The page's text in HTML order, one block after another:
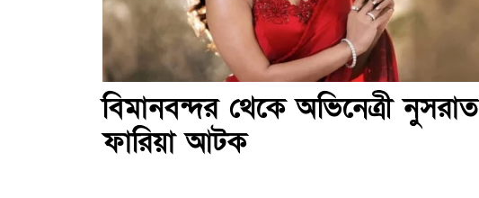
বিমানবন্দর থেকে অভিনেত্রী নুসরাত
ফারিয়া আটক